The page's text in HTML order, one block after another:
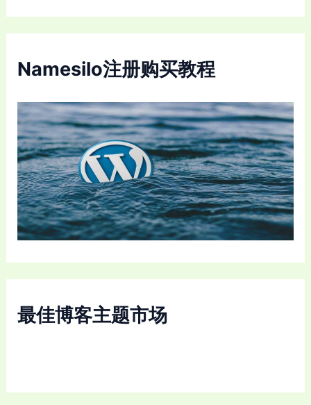
Namesilo注册购买教程
最佳博客主题市场